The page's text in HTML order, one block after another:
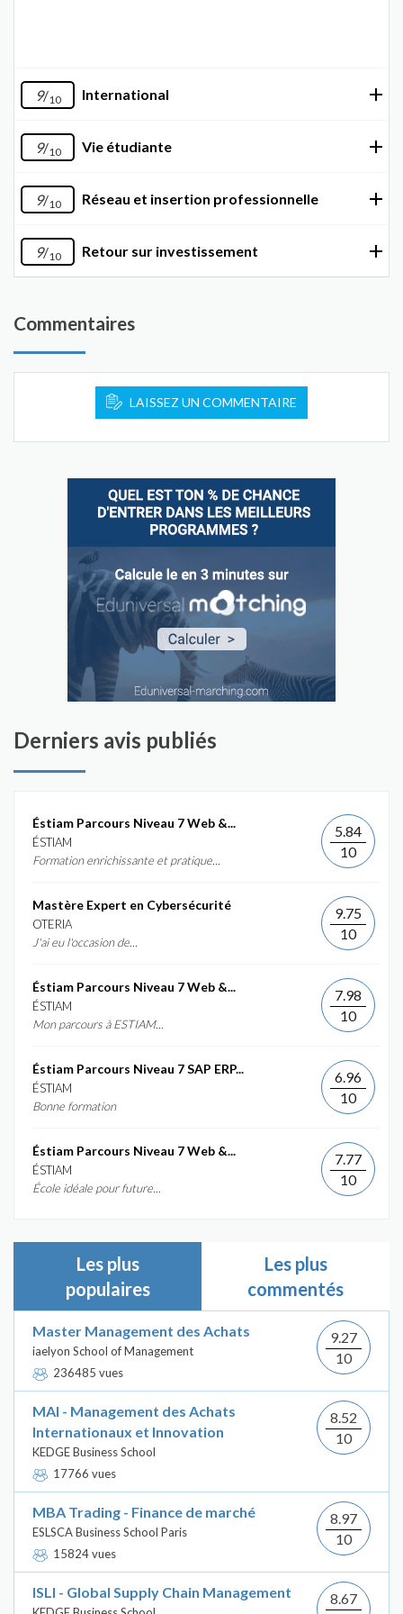
9/10 International
9/10 Vie étudiante
9/10 Réseau et insertion professionnelle
9/10 Retour sur investissement
Commentaires
LAISSEZ UN COMMENTAIRE
Derniers avis publiés
Éstiam Parcours Niveau 7 Web &...
ÉSTIAM
Formation enrichissante et pratique...
5.84
10
Mastère Expert en Cybersécurité
OTERIA
J'ai eu l'occasion de...
9.75
10
Éstiam Parcours Niveau 7 Web &...
ÉSTIAM
Mon parcours à ESTIAM...
7.98
10
Éstiam Parcours Niveau 7 SAP ERP...
ÉSTIAM
Bonne formation
6.96
10
Éstiam Parcours Niveau 7 Web &...
ÉSTIAM
École idéale pour future...
7.77
10
Les plus
populaires
Les plus
commentés
Master Management des Achats
iaelyon School of Management
236485 vues
9.27
10
MAI - Management des Achats
Internationaux et Innovation
KEDGE Business School
17766 vues
8.52
10
MBA Trading - Finance de marché
ESLSCA Business School Paris
15824 vues
8.97
10
ISLI - Global Supply Chain Management
8.67